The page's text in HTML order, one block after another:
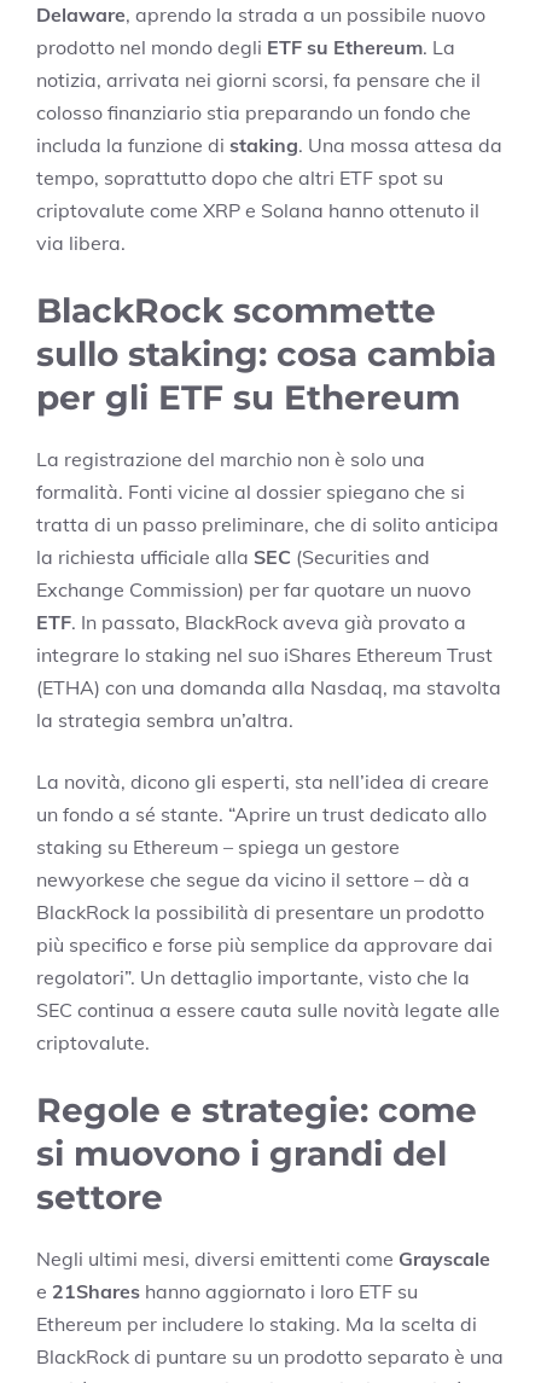
Delaware, aprendo la strada a un possibile nuovo
prodotto nel mondo degli ETF su Ethereum. La
notizia, arrivata nei giorni scorsi, fa pensare che il
colosso finanziario stia preparando un fondo che
includa la funzione di staking. Una mossa attesa da
tempo, soprattutto dopo che altri ETF spot su
criptovalute come XRP e Solana hanno ottenuto il
via libera.
BlackRock scommette
sullo staking: cosa cambia
per gli ETF su Ethereum
La registrazione del marchio non è solo una
formalità. Fonti vicine al dossier spiegano che si
tratta di un passo preliminare, che di solito anticipa
la richiesta ufficiale alla SEC (Securities and
Exchange Commission) per far quotare un nuovo
ETF. In passato, BlackRock aveva già provato a
integrare lo staking nel suo iShares Ethereum Trust
(ETHA) con una domanda alla Nasdaq, ma stavolta
la strategia sembra un’altra.
La novità, dicono gli esperti, sta nell’idea di creare
un fondo a sé stante. “Aprire un trust dedicato allo
staking su Ethereum – spiega un gestore
newyorkese che segue da vicino il settore – dà a
BlackRock la possibilità di presentare un prodotto
più specifico e forse più semplice da approvare dai
regolatori”. Un dettaglio importante, visto che la
SEC continua a essere cauta sulle novità legate alle
criptovalute.
Regole e strategie: come
si muovono i grandi del
settore
Negli ultimi mesi, diversi emittenti come Grayscale
e 21Shares hanno aggiornato i loro ETF su
Ethereum per includere lo staking. Ma la scelta di
BlackRock di puntare su un prodotto separato è una